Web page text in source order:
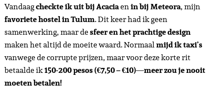
Vandaagcheckte ik uit bij Acaciaenin bij Meteora, mijn
favoriete hostel in Tulum. Dit keer had ik geen
samenwerking, maar desfeer en het prachtige design
maken het altijd de moeite waard. Normaalmijd ik taxi’s
vanwege de corrupte prijzen, maar voor deze korte rit
betaalde ik150-200 pesos (€7,50 – €10)—meer zou je nooit
moeten betalen!